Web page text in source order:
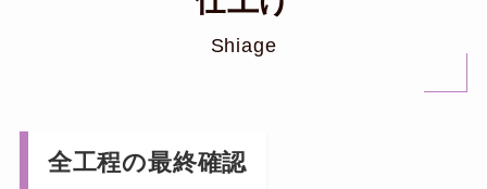
Shiage
全工程の最終確認